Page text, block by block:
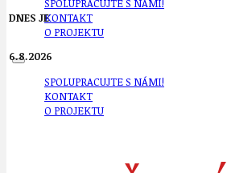
SPOLUPRACUJTE S NÁMI!
KONTAKT
O PROJEKTU
SPOLUPRACUJTE S NÁMI!
KONTAKT
O PROJEKTU
DNES JE
6.8.2026